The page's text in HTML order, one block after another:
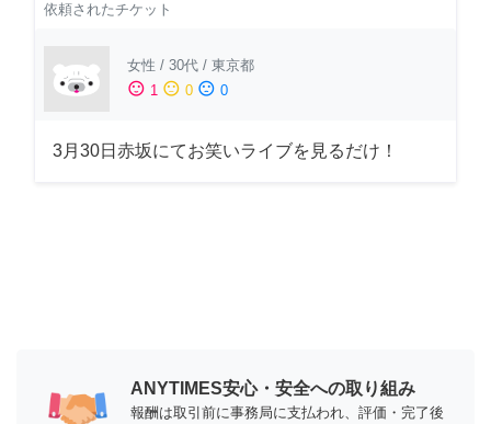
依頼されたチケット
女性 / 30代 / 東京都
sentiment_satisfied 1 sentiment_neutral 0 sentiment_dissatisfied 0
3月30日赤坂にてお笑いライブを見るだけ！
ANYTIMES安心・安全への取り組み
報酬は取引前に事務局に支払われ、評価・完了後